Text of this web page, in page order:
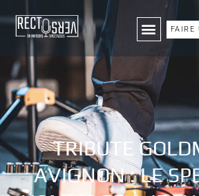
FAIRE
TRIBUTE
AVIGNON : LE